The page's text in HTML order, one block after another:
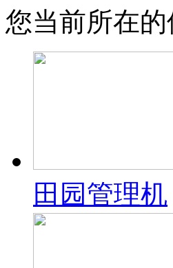
您当前所在的
田园管理机